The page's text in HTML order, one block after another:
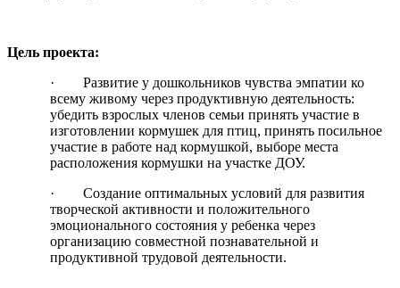
Цель проекта:
· Развитие у дошкольников чувства эмпатии ко
всему живому через продуктивную деятельность:
убедить взрослых членов семьи принять участие в
изготовлении кормушек для птиц, принять посильное
участие в работе над кормушкой, выборе места
расположения кормушки на участке ДОУ.
· Создание оптимальных условий для развития
творческой активности и положительного
эмоционального состояния у ребенка через
организацию совместной познавательной и
продуктивной трудовой деятельности.